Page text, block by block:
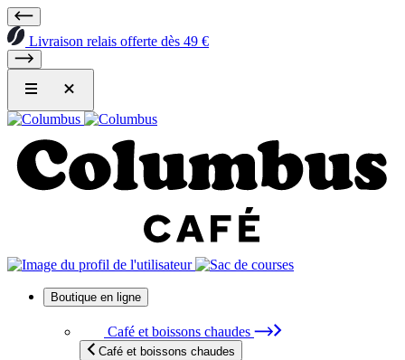
Livraison relais offerte dès 49 €
Boutique en ligne
Café et boissons chaudes
Café et boissons chaudes